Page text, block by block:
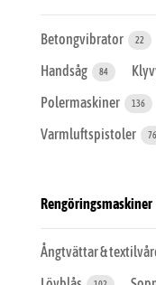
Betongvibrator 22
Handsåg 84
Polermaskiner 136
Varmluftspistoler 76
Rengöringsmaskiner
Ångtvättar &